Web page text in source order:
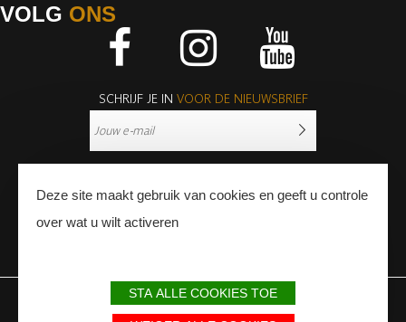
VOLG ONS
SCHRIJF JE IN VOOR DE NIEUWSBRIEF
WETTELIJKE BEPALINGEN SITEMAP
Deze site maakt gebruik van cookies en geeft u controle
over wat u wilt activeren
STA ALLE COOKIES TOE